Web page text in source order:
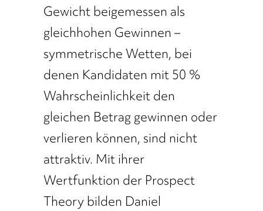
Gewicht beigemessen als
gleichhohen Gewinnen –
symmetrische Wetten, bei
denen Kandidaten mit 50 %
Wahrscheinlichkeit den
gleichen Betrag gewinnen oder
verlieren können, sind nicht
attraktiv. Mit ihrer
Wertfunktion der Prospect
Theory bilden Daniel